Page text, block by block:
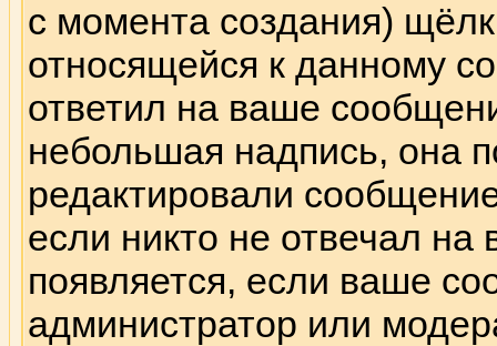
с момента создания)
относящейся к данному
ответил на ваше
небольшая надпись, она
редактировали
если никто не отвечал
появляется, если ваше
администратор или